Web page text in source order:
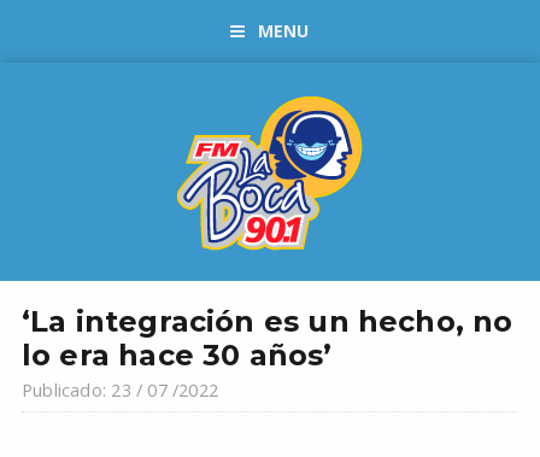
MENU
‘La integración es un hecho, no
lo era hace 30 años’
Publicado: 23 / 07 /2022